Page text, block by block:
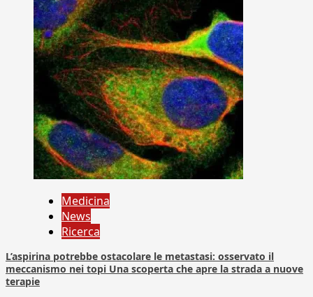
Medicina
News
Ricerca
L’aspirina potrebbe ostacolare le metastasi: osservato il
meccanismo nei topi Una scoperta che apre la strada a nuove
terapie